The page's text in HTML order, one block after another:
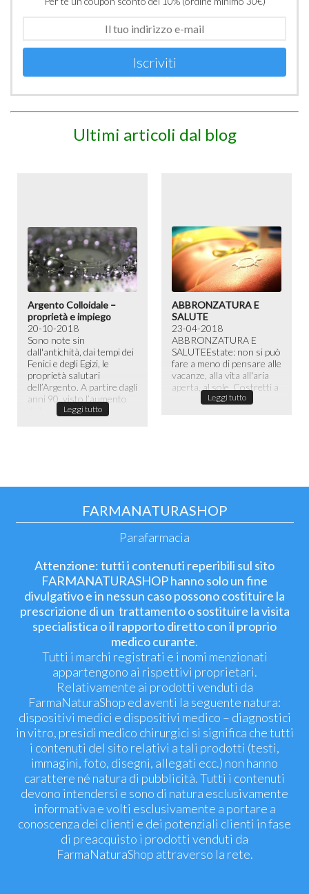
Iscriviti
Ultimi articoli dal blog
Argento Colloidale –
proprietà e impiego
20-10-2018
Sono note sin
dall'antichità, dai tempi dei
Fenici e degli Egizi, le
proprietà salutari
dell’Argento. A partire dagli
anni 90, visto l’aumento
Leggi tutto
ABBRONZATURA E
SALUTE
23-04-2018
ABBRONZATURA E
SALUTE​ Estate: non si può
fare a meno di pensare alle
vacanze, alla vita all'aria
aperta, al sole. Costretti a
passare la maggior ...
Leggi tutto
FARMANATURASHOP
Parafarmacia
Attenzione: tutti i contenuti reperibili sul sito
FARMANATURASHOP hanno solo un fine
divulgativo e in nessun caso possono costituire la
prescrizione di un trattamento o sostituire la visita
specialistica o il rapporto diretto con il proprio
medico curante.
Tutti i marchi registrati e i nomi menzionati
appartengono ai rispettivi proprietari.
Relativamente ai prodotti venduti da
FarmaNaturaShop ed aventi la seguente natura:
dispositivi medici e dispositivi medico – diagnostici
in vitro, presidi medico chirurgici si significa che tutti
i contenuti del sito relativi a tali prodotti (testi,
immagini, foto, disegni, allegati ecc.) non hanno
carattere né natura di pubblicità. Tutti i contenuti
devono intendersi e sono di natura esclusivamente
informativa e volti esclusivamente a portare a
conoscenza dei clienti e dei potenziali clienti in fase
di preacquisto i prodotti venduti da
FarmaNaturaShop attraverso la rete.